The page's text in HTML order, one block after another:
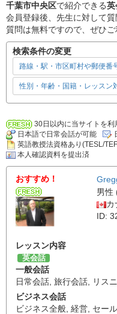
千葉市中央区で紹介できる英
会員登録後、先生に対して
質問は無料ですので、ぜひご
検索条件の変更
路線・駅・市区町村や郵便番
性別・年齢・国籍・レッスン
30日以内に当サイトを利
日本語で日常会話が可能
英語教授法資格あり(TESL/
本人確認資料を提出済
おすすめ！
男性
カ
ID:
レッスン内容
英会話
一般会話
日常会話 旅行会話 リス
ビジネス会話
ビジネス全般 経営 セー